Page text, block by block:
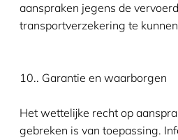
aanspraken jegens de
transportverzekering te
10.. Garantie en waarborgen
Het wettelijke recht op
gebreken is van toepassing.